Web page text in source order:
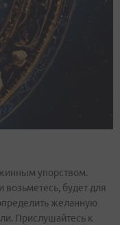
упорством.
возьметесь, будет для
желанную
Прислушайтесь к